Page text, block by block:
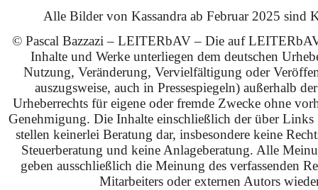
Alle Bilder von Kassandra ab Februar 2025 sind
© Pascal Bazzazi – LEITERbAV – Die auf
Inhalte und Werke unterliegen dem deutschen
Nutzung, Veränderung, Vervielfältigung oder
auszugsweise, auch in Pressespiegeln) außerhalb
Urheberrechts für eigene oder fremde Zwecke ohne
Genehmigung. Die Inhalte einschließlich der über Links
stellen keinerlei Beratung dar, insbesondere keine
Steuerberatung und keine Anlageberatung. Alle
geben ausschließlich die Meinung des verfassenden
Mitarbeiters oder externen Autors